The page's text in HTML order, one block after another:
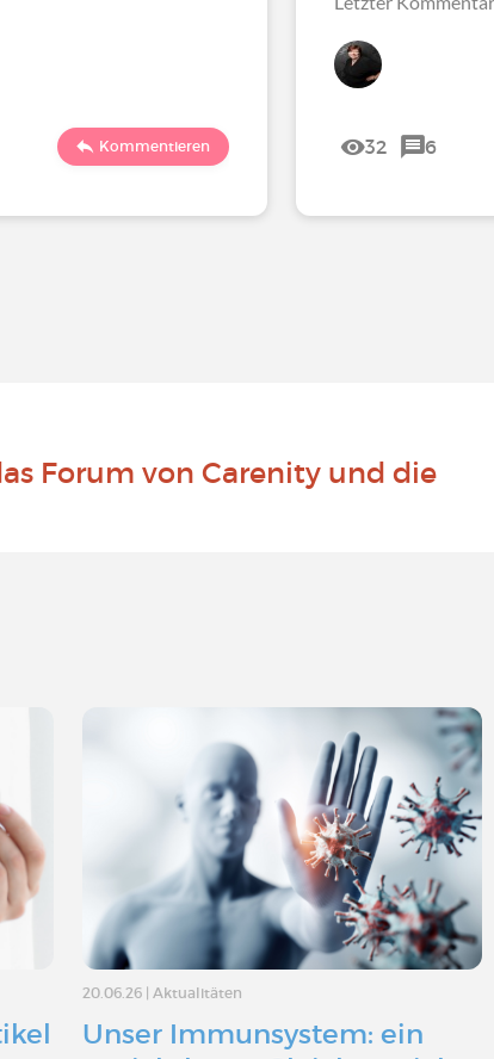
Kommentieren 32 6
Forum von Carenity und die
20.06.26 |Aktualitäten
Unser Immunsystem: ein